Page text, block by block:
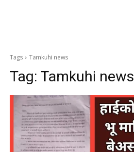
Tags Tamkuhi news
Tag: Tamkuhi news